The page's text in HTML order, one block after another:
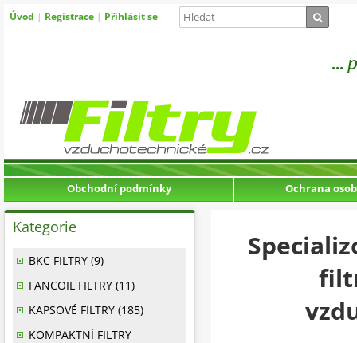
Úvod | Registrace | Přihlásit se
Obchodní podmínky Ochrana
Kategorie
BKC FILTRY (9)
FANCOIL FILTRY (11)
KAPSOVÉ FILTRY (185)
KOMPAKTNÍ FILTRY